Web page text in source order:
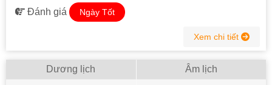
Đánh giá Ngày Tốt
Xem chi tiết
Dương lịch Âm lịch